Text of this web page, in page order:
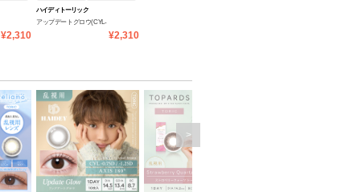
¥2,310
ハイディトーリック
アップデートグロウ(CYL-
¥2,310
>